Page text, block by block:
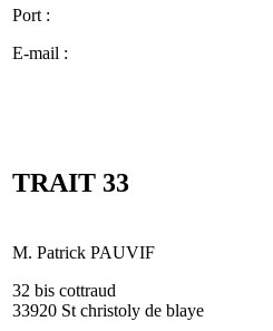
Port :
E-mail :
TRAIT 33
M. Patrick PAUVIF
32 bis cottraud
33920 St christoly de blaye